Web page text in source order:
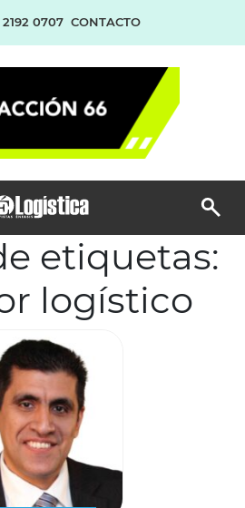
0707 CONTACTO
etiquetas:
logístico